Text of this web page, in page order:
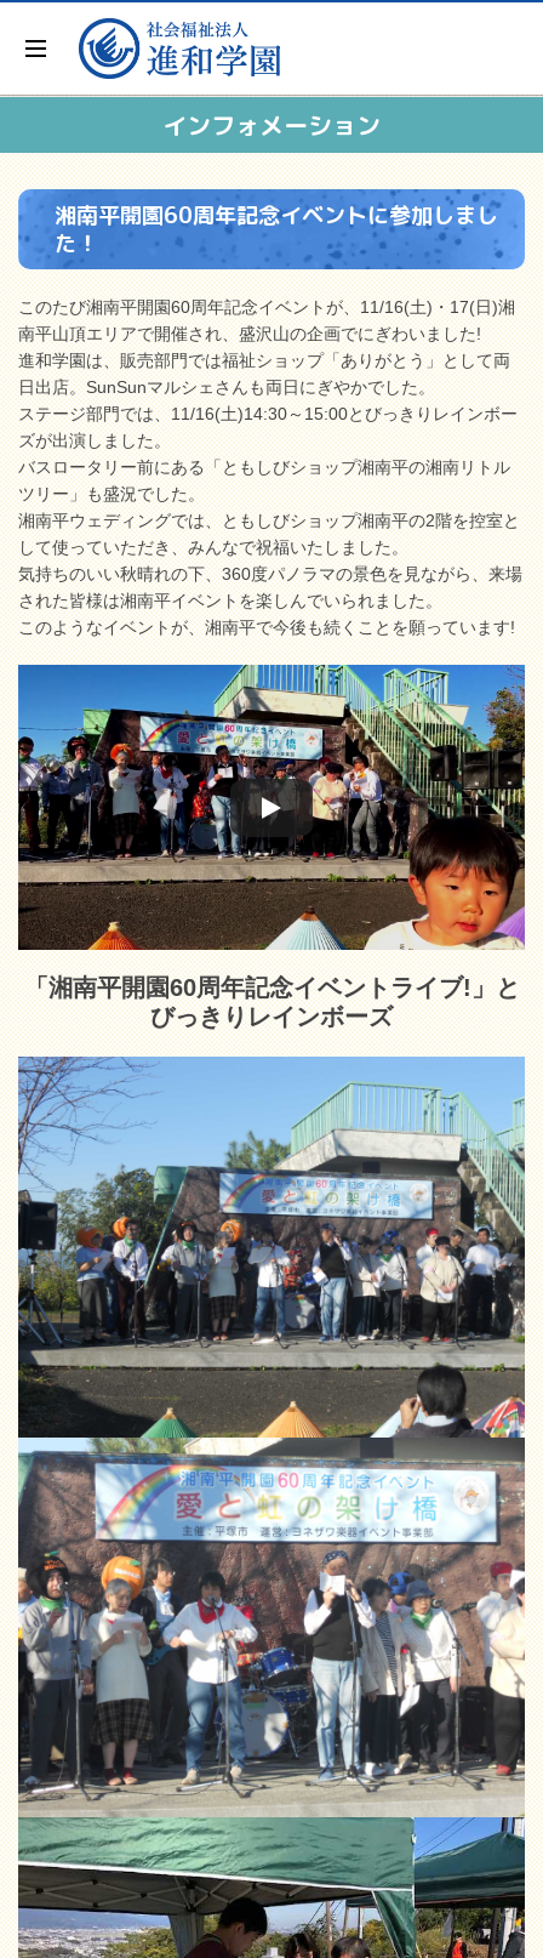
インフォメーション
湘南平開園60周年記念イベントに参加しまし
た！
このたび湘南平開園60周年記念イベントが、11/16(土)・17(日)湘
南平山頂エリアで開催され、盛沢山の企画でにぎわいました!
進和学園は、販売部門では福祉ショップ「ありがとう」として両
日出店。SunSunマルシェさんも両日にぎやかでした。
ステージ部門では、11/16(土)14:30～15:00とびっきりレインボー
ズが出演しました。
バスロータリー前にある「ともしびショップ湘南平の湘南リトル
ツリー」も盛況でした。
湘南平ウェディングでは、ともしびショップ湘南平の2階を控室と
して使っていただき、みんなで祝福いたしました。
気持ちのいい秋晴れの下、360度パノラマの景色を見ながら、来場
された皆様は湘南平イベントを楽しんでいられました。
このようなイベントが、湘南平で今後も続くことを願っています!
「湘南平開園60周年記念イベントライブ!」と
びっきりレインボーズ